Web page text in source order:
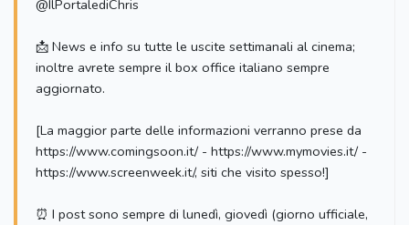
@IlPortalediChris
📩 News e info su tutte le uscite settimanali al cinema;
inoltre avrete sempre il box office italiano sempre
aggiornato.
[La maggior parte delle informazioni verranno prese da
https://www.comingsoon.it/ - https://www.mymovies.it/ -
https://www.screenweek.it/, siti che visito spesso!]
⏰ I post sono sempre di lunedì, giovedì (giorno ufficiale,